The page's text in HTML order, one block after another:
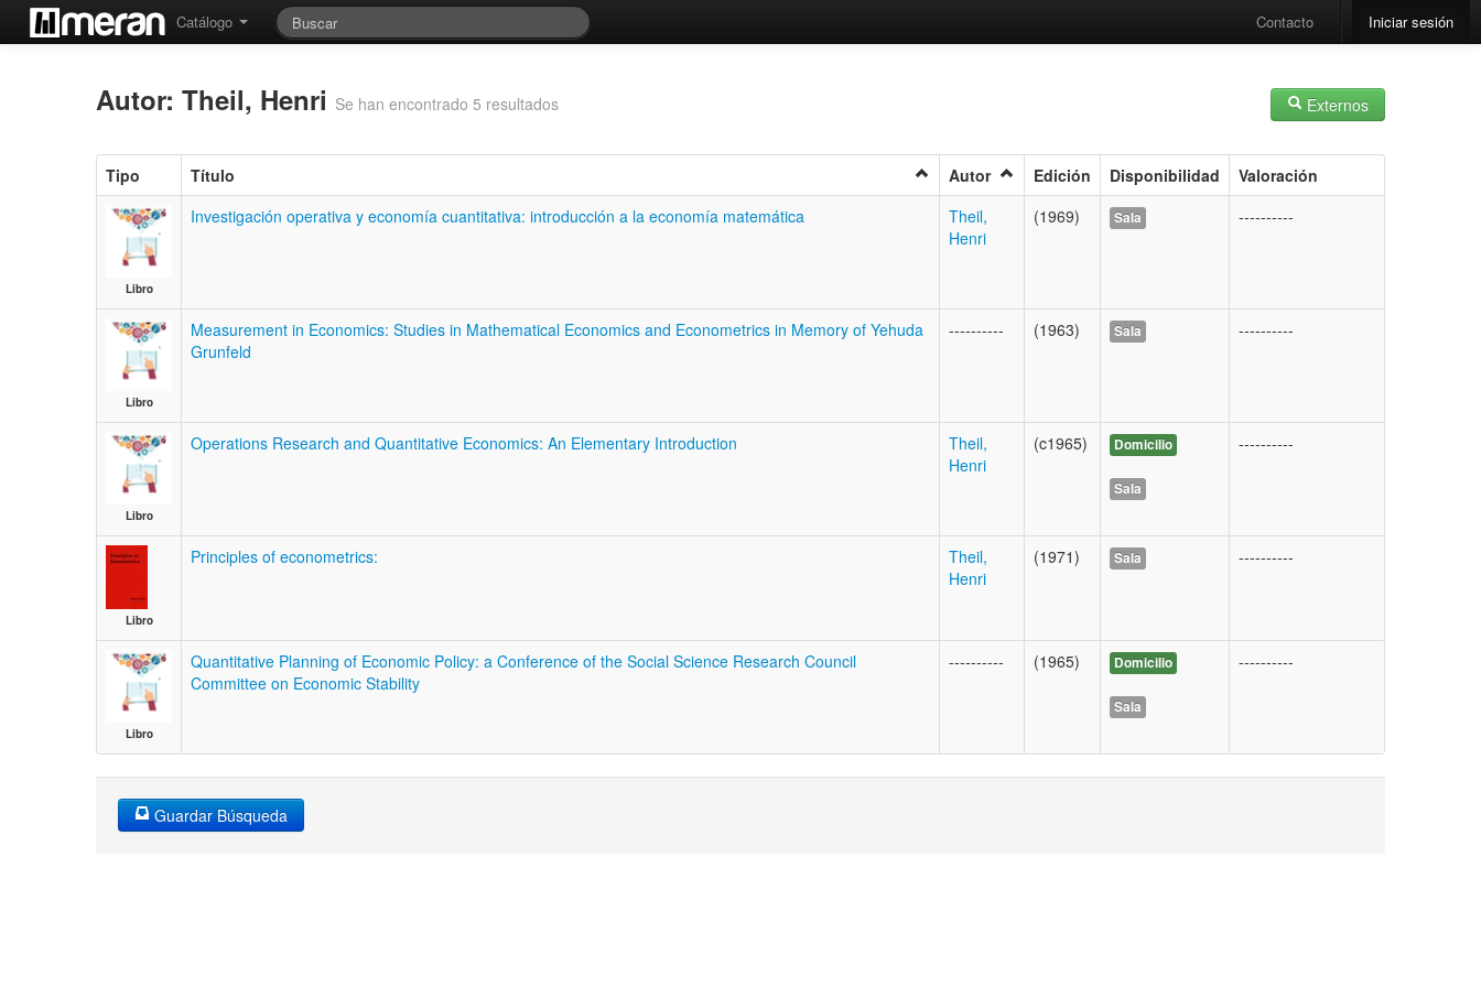
Catálogo Contacto Iniciar sesión
Externos
Autor: Theil, Henri Se han encontrado 5 resultados
Tipo Título Autor Edición Disponibilidad Valoración
Libro
Investigación operativa y economía cuantitativa: introducción a la economía matemática
Theil,
Henri
(1969) Sala ----------
Libro
Measurement in Economics: Studies in Mathematical Economics and Econometrics in Memory of Yehuda
Grunfeld
---------- (1963) Sala ----------
Libro
Operations Research and Quantitative Economics: An Elementary Introduction
Theil,
Henri
(c1965) Domicilio
Sala
----------
Libro
Principles of econometrics:
Theil,
Henri
(1971) Sala ----------
Libro
Quantitative Planning of Economic Policy: a Conference of the Social Science Research Council
Committee on Economic Stability
---------- (1965) Domicilio
Sala
----------
Guardar Búsqueda